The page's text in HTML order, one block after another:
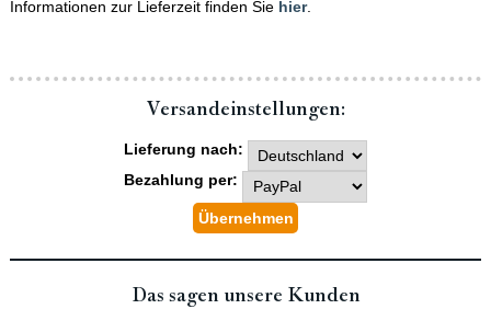
Informationen zur Lieferzeit finden Sie hier.
Versand­einstellungen:
Lieferung nach:
Bezahlung per:
Das sagen unsere Kunden